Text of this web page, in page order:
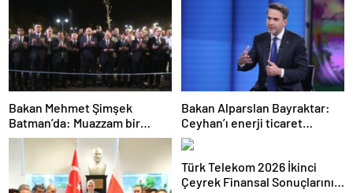
Bakan Mehmet Şimşek
Batman’da: Muazzam bir
hizmet fırtınası var
Bakan Alparslan Bayraktar:
Ceyhan’ı enerji ticaret
merkezi yapacağız
Türk Telekom 2026 İkinci
Çeyrek Finansal Sonuçlarını